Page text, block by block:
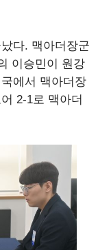
다. 맥아더장군
이승민이 원강
에서 맥아더장
2-1로 맥아더